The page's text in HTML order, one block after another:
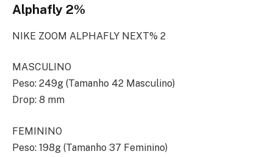
Alphafly 2%
NIKE ZOOM ALPHAFLY NEXT% 2
MASCULINO
Peso: 249g (Tamanho 42 Masculino)
Drop: 8 mm
FEMININO
Peso: 198g (Tamanho 37 Feminino)